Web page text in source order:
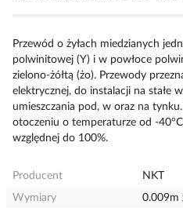
Przewód o żyłach miedzianych
polwinitowej (Y) i w powłoce
zielono-żółtą (żo). Przewody
elektrycznej, do instalacji na stałe
umieszczania pod, w oraz na
otoczeniu o temperaturze od -
względnej do 100%.
Producent
NKT
Wymiary
0.009m